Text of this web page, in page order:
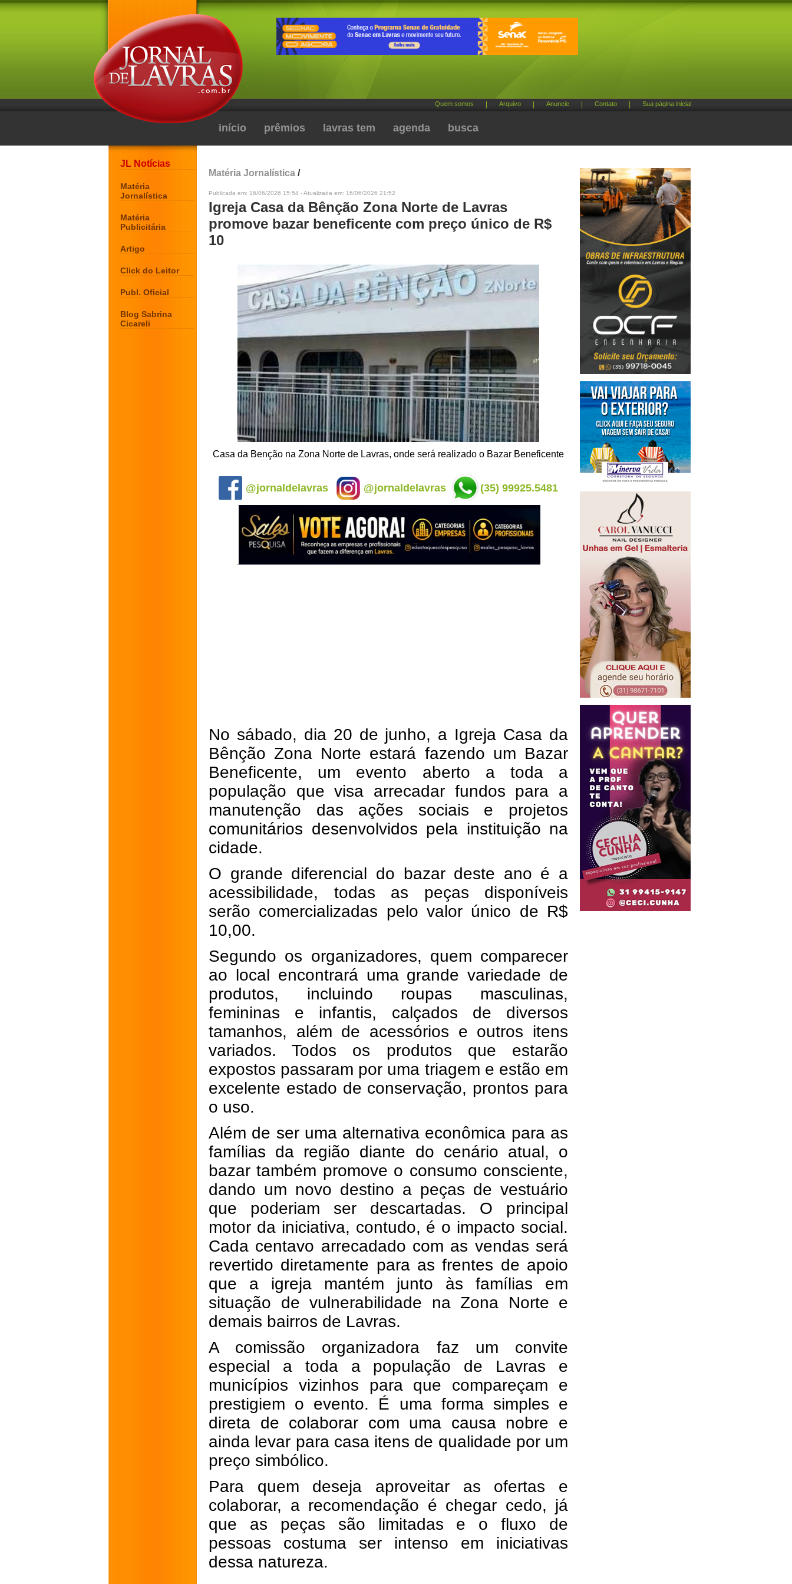
Quem somos Arquivo Anuncie Contato Sua página inicial
início prêmios lavras tem agenda busca
JL Notícias
Matéria
Jornalística
Matéria
Publicitária
Artigo
Click do Leitor
Publ. Oficial
Blog Sabrina
Cicareli
Matéria Jornalística /
Publicada em: 16/06/2026 15:54 - Atualizada em: 16/06/2026 21:52
Igreja Casa da Bênção Zona Norte de Lavras
promove bazar beneficente com preço único de R$
10
Casa da Benção na Zona Norte de Lavras, onde será realizado o Bazar Beneficente
@jornaldelavras @jornaldelavras (35) 99925.5481
No sábado, dia 20 de junho, a Igreja Casa da
Bênção Zona Norte estará fazendo um Bazar
Beneficente, um evento aberto a toda a
população que visa arrecadar fundos para a
manutenção das ações sociais e projetos
comunitários desenvolvidos pela instituição na
cidade.
O grande diferencial do bazar deste ano é a
acessibilidade, todas as peças disponíveis
serão comercializadas pelo valor único de R$
10,00.
Segundo os organizadores, quem comparecer
ao local encontrará uma grande variedade de
produtos, incluindo roupas masculinas,
femininas e infantis, calçados de diversos
tamanhos, além de acessórios e outros itens
variados. Todos os produtos que estarão
expostos passaram por uma triagem e estão em
excelente estado de conservação, prontos para
o uso.
Além de ser uma alternativa econômica para as
famílias da região diante do cenário atual, o
bazar também promove o consumo consciente,
dando um novo destino a peças de vestuário
que poderiam ser descartadas. O principal
motor da iniciativa, contudo, é o impacto social.
Cada centavo arrecadado com as vendas será
revertido diretamente para as frentes de apoio
que a igreja mantém junto às famílias em
situação de vulnerabilidade na Zona Norte e
demais bairros de Lavras.
A comissão organizadora faz um convite
especial a toda a população de Lavras e
municípios vizinhos para que compareçam e
prestigiem o evento. É uma forma simples e
direta de colaborar com uma causa nobre e
ainda levar para casa itens de qualidade por um
preço simbólico.
Para quem deseja aproveitar as ofertas e
colaborar, a recomendação é chegar cedo, já
que as peças são limitadas e o fluxo de
pessoas costuma ser intenso em iniciativas
dessa natureza.